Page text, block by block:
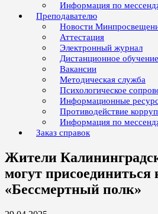
Информация по
Преподавателю
Новости
Аттестация
Электронный журнал
Дистанционное обучение
Вакансии
Методическая служба
Психологическое
Информационные
Противодействие
Информация по
Заказ справок
Жители
могут присоединиться
«Бессмертный полк»